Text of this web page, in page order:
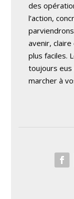
des
l’action,
avenir,
plus faciles.
toujours eus
marcher à